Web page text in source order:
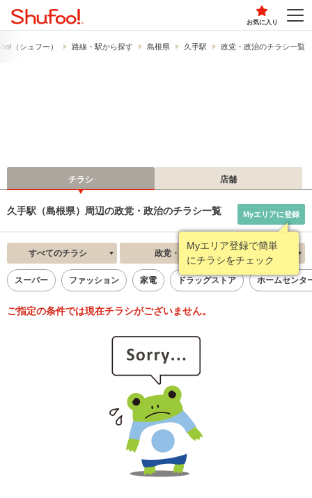
お気に入り
（シュフー） 路線・駅から探す 島根県 久手駅 政党・政治のチラシ一覧
チラシ 店舗
久手駅（島根県）周辺の政党・政治のチラシ一覧
Myエリア登録で簡単
にチラシをチェック
Myエリアに登録
すべてのチラシ 政党・政治 新着順
スーパー ファッション 家電 ドラッグストア ホームセンタ
ご指定の条件では現在チラシがございません。